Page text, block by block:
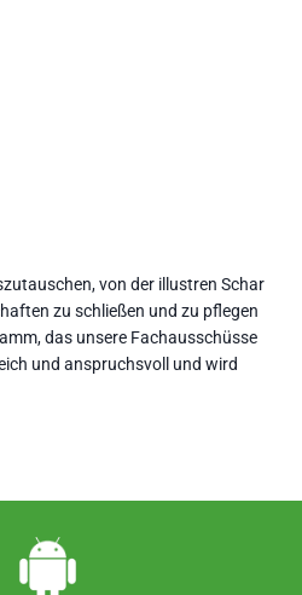
von der illustren Schar
zu schließen und zu pflegen
das unsere Fachausschüsse
und anspruchsvoll und wird